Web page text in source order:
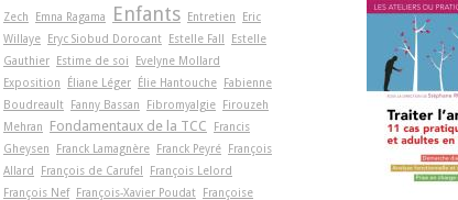
Zech
Emna Ragama Enfants Entretien
Eric
Willaye Eryc Siobud Dorocant Estelle Fall
Estelle
Gauthier Estime de soi
Evelyne Mollard
Exposition
Éliane Léger Élie Hantouche Fabienne
Boudreault Fanny Bassan Fibromyalgie Firouzeh
Mehran
Fondamentaux de la TCC
Francis
Gheysen
Franck Lamagnère Franck Peyré François
Allard
François de Carufel
François Lelord
François Nef François-Xavier Poudat Françoise